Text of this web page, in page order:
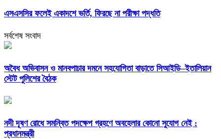
এসএসসির ফলেই একাদশে ভর্তি, ফিরছে না পরীক্ষা পদ্ধতি
সর্বশেষ সংবাদ
অবৈধ অভিবাসন ও মানবপাচার দমনে সহযোগিতা বাড়াতে সিআইডি–ইতালিয়ান
স্টেট পুলিশের বৈঠক
নদী দূষণ রোধে সমন্বিত পদক্ষেপ গ্রহণে অবহেলার কোনো সুযোগ নেই :
প্রধানমন্ত্রী